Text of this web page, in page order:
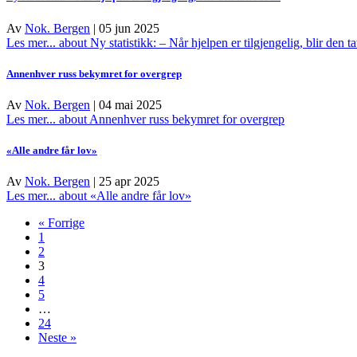
Av Nok. Bergen | 05 jun 2025
Les mer... about Ny statistikk: – Når hjelpen er tilgjengelig, blir den
Annenhver russ bekymret for overgrep
Av Nok. Bergen | 04 mai 2025
Les mer... about Annenhver russ bekymret for overgrep
«Alle andre får lov»
Av Nok. Bergen | 25 apr 2025
Les mer... about «Alle andre får lov»
« Forrige
1
2
3
4
5
…
24
Neste »